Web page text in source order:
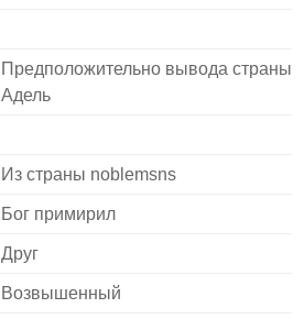
Предположительно вывода страны
Адель
Из страны noblemsns
Бог примирил
Друг
Возвышенный